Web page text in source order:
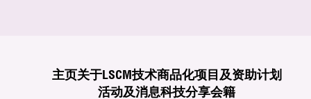
主页关于LSCM技术商品化项目及资助计划
活动及消息科技分享会籍